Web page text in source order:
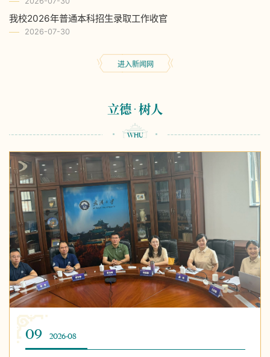
我校2026年普通本科招生录取工作收官
2026-07-30
进入新闻网
立德 树人
31 2026-07
09 2026-08
09 2026-08
31 2026-07
09 2026-08